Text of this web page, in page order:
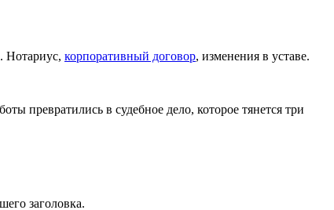
Нотариус, корпоративный договор, изменения в уставе.
превратились в судебное дело, которое тянется три
заголовка.